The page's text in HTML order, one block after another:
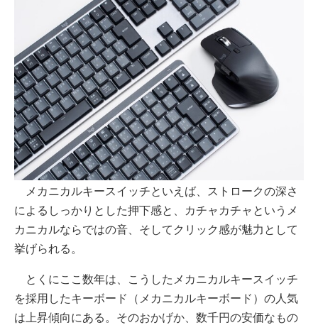
メカニカルキースイッチといえば、ストロークの深さ
によるしっかりとした押下感と、カチャカチャというメ
カニカルならではの音、そしてクリック感が魅力として
挙げられる。
とくにここ数年は、こうしたメカニカルキースイッチ
を採用したキーボード（メカニカルキーボード）の人気
は上昇傾向にある。そのおかげか、数千円の安価なもの